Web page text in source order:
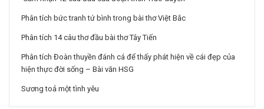
Phân tích bức tranh tứ bình trong bài thơ Việt Bắc
Phân tích 14 câu thơ đầu bài thơ Tây Tiến
Phân tích Đoàn thuyền đánh cá để thấy phát hiện về cái đẹp của
hiện thực đời sống – Bài văn HSG
Sương toả một tình yêu